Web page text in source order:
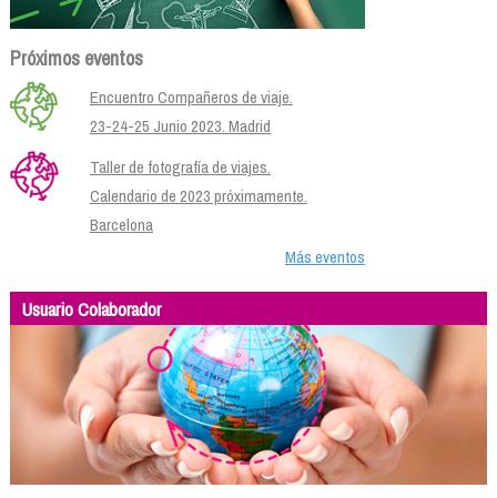
Próximos eventos
Encuentro Compañeros de viaje.
23-24-25 Junio 2023. Madrid
Taller de fotografía de viajes.
Calendario de 2023 próximamente.
Barcelona
Más eventos
Usuario Colaborador